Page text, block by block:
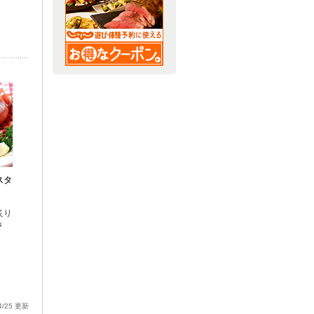
タ
り
25 更新